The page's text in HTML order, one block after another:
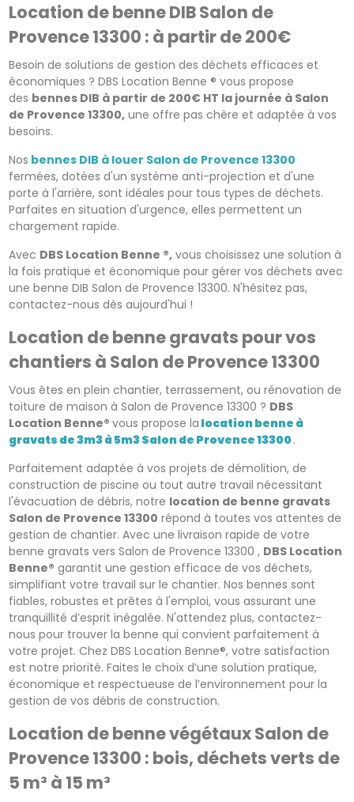
Location de benne DIB Salon de
Provence 13300 : à partir de 200€
Besoin de solutions de gestion des déchets efficaces et
économiques ? DBS Location Benne ® vous propose
des bennes DIB à partir de 200€ HT la journée à Salon
de Provence 13300, une offre pas chère et adaptée à vos
besoins.
Nos bennes DIB à louer Salon de Provence 13300
fermées, dotées d'un système anti-projection et d'une
porte à l'arrière, sont idéales pour tous types de déchets.
Parfaites en situation d'urgence, elles permettent un
chargement rapide.
Avec DBS Location Benne ®, vous choisissez une solution à
la fois pratique et économique pour gérer vos déchets avec
une benne DIB Salon de Provence 13300. N'hésitez pas,
contactez-nous dès aujourd'hui !
Location de benne gravats pour vos
chantiers à Salon de Provence 13300
Vous êtes en plein chantier, terrassement, ou rénovation de
toiture de maison à Salon de Provence 13300 ? DBS
Location Benne®vous propose la location benne à
gravats de 3m3 à 5m3 Salon de Provence 13300 .
Parfaitement adaptée à vos projets de démolition, de
construction de piscine ou tout autre travail nécessitant
l'évacuation de débris, notre location de benne gravats
Salon de Provence 13300 répond à toutes vos attentes de
gestion de chantier. Avec une livraison rapide de votre
benne gravats vers Salon de Provence 13300 , DBS Location
Benne® garantit une gestion efficace de vos déchets,
simplifiant votre travail sur le chantier. Nos bennes sont
fiables, robustes et prêtes à l'emploi, vous assurant une
tranquillité d’esprit inégalée. N'attendez plus, contactez-
nous pour trouver la benne qui convient parfaitement à
votre projet. Chez DBS Location Benne®, votre satisfaction
est notre priorité. Faites le choix d’une solution pratique,
économique et respectueuse de l’environnement pour la
gestion de vos débris de construction.
Location de benne végétaux Salon de
Provence 13300 : bois, déchets verts de
5 m³ à 15 m³